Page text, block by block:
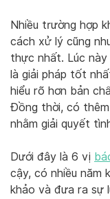
Nhiều trường hợp
cách xử lý cũng
thực nhất. Lúc
là giải pháp tốt
hiểu rõ hơn bản
Đồng thời, có
nhằm giải quyết
Dưới đây là 6 vị
cậy, có nhiều năm
khảo và đưa ra sự